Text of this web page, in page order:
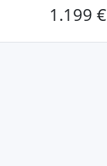
1.199 €